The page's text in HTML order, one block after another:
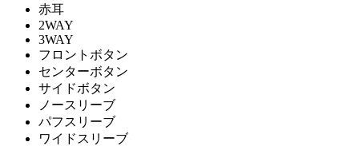
赤耳
2WAY
3WAY
フロントボタン
センターボタン
サイドボタン
ノースリーブ
パフスリーブ
ワイドスリーブ